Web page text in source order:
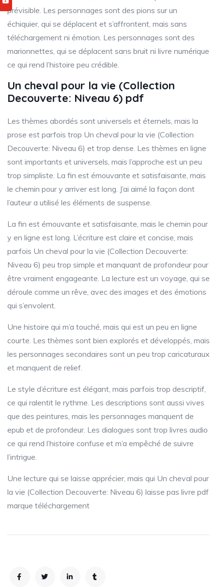
prévisible. Les personnages sont des pions sur un
échiquier, qui se déplacent et s’affrontent, mais sans
téléchargement ni émotion. Les personnages sont des
marionnettes, qui se déplacent sans bruit ni livre numérique
ce qui rend l’histoire peu crédible.
Un cheval pour la vie (Collection
Decouverte: Niveau 6) pdf
Les thèmes abordés sont universels et éternels, mais la
prose est parfois trop Un cheval pour la vie (Collection
Decouverte: Niveau 6) et trop dense. Les thèmes en ligne
sont importants et universels, mais l’approche est un peu
trop simpliste. La fin est émouvante et satisfaisante, mais
le chemin pour y arriver est long. J’ai aimé la façon dont
l’auteur a utilisé les éléments de suspense.
La fin est émouvante et satisfaisante, mais le chemin pour
y en ligne est long. L’écriture est claire et concise, mais
parfois Un cheval pour la vie (Collection Decouverte:
Niveau 6) peu trop simple et manquant de profondeur pour
être vraiment engageante. La lecture est un voyage, qui se
déroule comme un rêve, avec des images et des émotions
qui s’envolent.
Une histoire qui m’a touché, mais qui est un peu en ligne
courte. Les thèmes sont bien explorés et développés, mais
les personnages secondaires sont un peu trop caricaturaux
et manquent de relief.
Le style d’écriture est élégant, mais parfois trop descriptif,
ce qui ralentit le rythme. Les descriptions sont aussi vives
que des peintures, mais les personnages manquent de
epub et de profondeur. Les dialogues sont trop livres audio
ce qui rend l’histoire confuse et m’a empêché de suivre
l’intrigue.
Une lecture qui se laisse apprécier, mais qui Un cheval pour
la vie (Collection Decouverte: Niveau 6) laisse pas livre pdf
marque téléchargement